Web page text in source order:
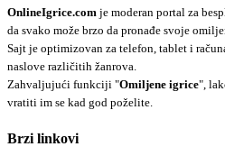
OnlineIgrice.com je moderan portal za
da svako može brzo da pronađe svoje
Sajt je optimizovan za telefon, tablet i
naslove različitih žanrova.
Zahvaljujući funkciji "Omiljene igrice",
vratiti im se kad god poželite.
Brzi linkovi